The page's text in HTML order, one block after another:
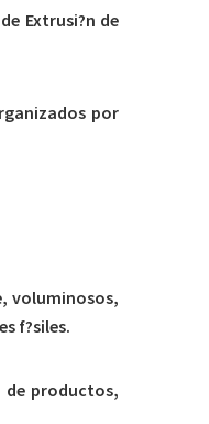
Extrusi?n de
por
voluminosos,
f?siles.
productos,